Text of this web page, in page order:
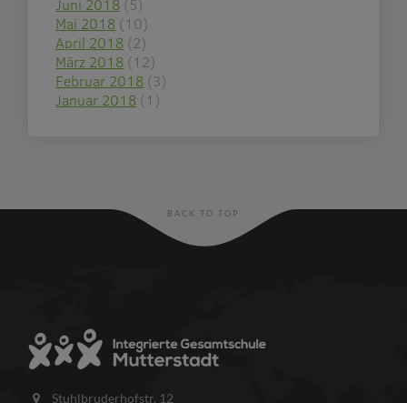
Juni 2018 (5)
Mai 2018 (10)
April 2018 (2)
März 2018 (12)
Februar 2018 (3)
Januar 2018 (1)
BACK TO TOP
Stuhlbruderhofstr. 12